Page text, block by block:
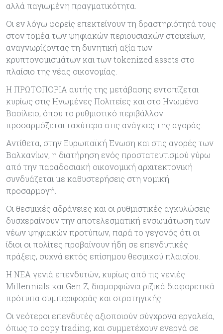
αλλά παγιωμένη πραγματικότητα.
Οι εν λόγω φορείς επεκτείνουν τη δραστηριότητά τους
στον τομέα των ψηφιακών περιουσιακών στοιχείων,
αναγνωρίζοντας τη δυνητική αξία των
κρυπτονομισμάτων και των tokenized assets στο
πλαίσιο της νέας οικονομίας.
Η ΠΡΩΤΟΠΟΡΙΑ αυτής της μετάβασης εντοπίζεται
κυρίως στις Ηνωμένες Πολιτείες και στο Ηνωμένο
Βασίλειο, όπου το ρυθμιστικό περιβάλλον
προσαρμόζεται ταχύτερα στις ανάγκες της αγοράς.
Αντίθετα, στην Ευρωπαϊκή Ένωση και στις αγορές των
Βαλκανίων, η διατήρηση ενός προστατευτισμού γύρω
από την παραδοσιακή οικονομική αρχιτεκτονική
συνδυάζεται με καθυστερήσεις στη νομική
προσαρμογή.
Οι θεσμικές αδράνειες και οι ρυθμιστικές αγκυλώσεις
δυσχεραίνουν την αποτελεσματική ενσωμάτωση των
νέων ψηφιακών προτύπων, παρά το γεγονός ότι οι
ίδιοι οι πολίτες προβαίνουν ήδη σε επενδυτικές
πράξεις, συχνά εκτός επίσημου θεσμικού πλαισίου.
Η ΝΕΑ γενιά επενδυτών, κυρίως από τις γενιές
Millennials και Gen Z, διαμορφώνει ριζικά διαφορετικά
πρότυπα συμπεριφοράς και στρατηγικής.
Οι νεότεροι επενδυτές αξιοποιούν σύγχρονα εργαλεία,
όπως το copy trading, και συμμετέχουν ενεργά σε